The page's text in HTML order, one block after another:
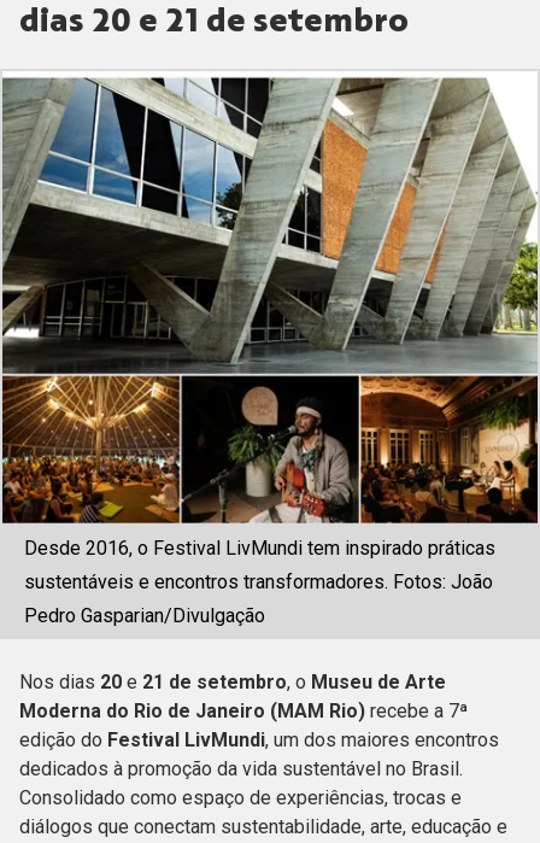
dias 20 e 21 de setembro
Desde 2016, o Festival LivMundi tem inspirado práticas
sustentáveis e encontros transformadores. Fotos: João
Pedro Gasparian/Divulgação
Nos dias 20 e 21 de setembro, o Museu de Arte
Moderna do Rio de Janeiro (MAM Rio) recebe a 7ª
edição do Festival LivMundi, um dos maiores encontros
dedicados à promoção da vida sustentável no Brasil.
Consolidado como espaço de experiências, trocas e
diálogos que conectam sustentabilidade, arte, educação e